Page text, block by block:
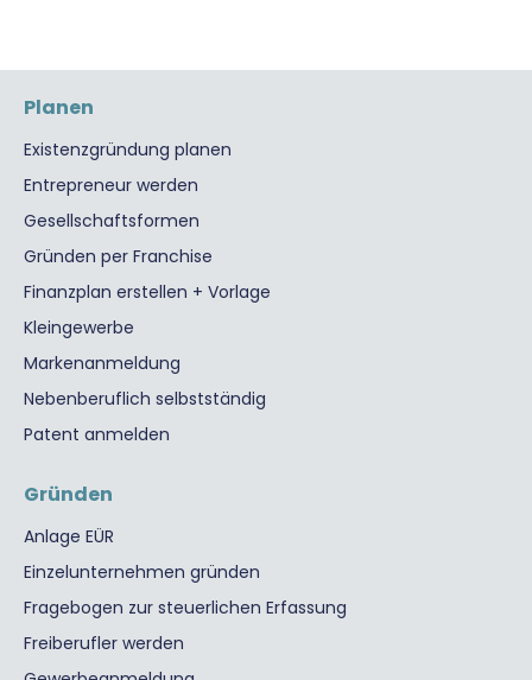
Planen
Existenzgründung planen
Entrepreneur werden
Gesellschaftsformen
Gründen per Franchise
Finanzplan erstellen + Vorlage
Kleingewerbe
Markenanmeldung
Nebenberuflich selbstständig
Patent anmelden
Gründen
Anlage EÜR
Einzelunternehmen gründen
Fragebogen zur steuerlichen Erfassung
Freiberufler werden